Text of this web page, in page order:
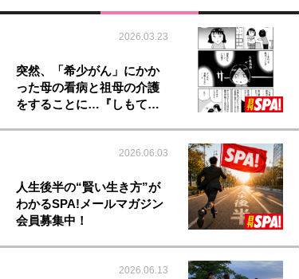
2026.03.23
突然、「希少がん」にかか
った母の看病と祖母の介護
をすることに…『しもて…
2026.06.03
人生後半の“賢い生き方”が
わかるSPA!メールマガジン
会員募集中！
2026.06.13